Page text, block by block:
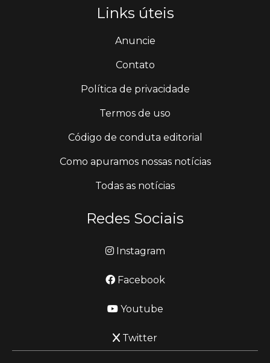
Links úteis
Anuncie
Contato
Política de privacidade
Termos de uso
Código de conduta editorial
Como apuramos nossas notícias
Todas as notícias
Redes Sociais
Instagram
Facebook
Youtube
Twitter